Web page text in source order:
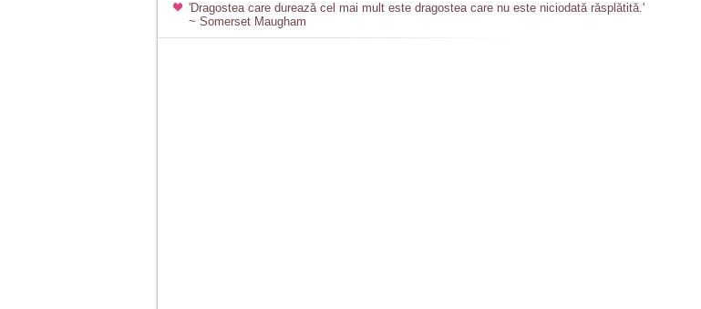
'Dragostea care durează cel mai mult este dragostea care nu este niciodată răsplătită.'
~ Somerset Maugham